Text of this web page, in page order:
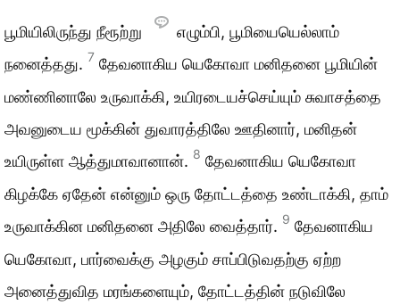
பூமியிலிருந்து நீரூற்று
எழும்பி, பூமியையெல்லாம்
நனைத்தது. 7 தேவனாகிய யெகோவா மனிதனை பூமியின்
மண்ணினாலே உருவாக்கி, உயிரடையச்செய்யும் சுவாசத்தை
அவனுடைய மூக்கின் துவாரத்திலே ஊதினார், மனிதன்
உயிருள்ள ஆத்துமாவானான். 8 தேவனாகிய யெகோவா
கிழக்கே ஏதேன் என்னும் ஒரு தோட்டத்தை உண்டாக்கி, தாம்
உருவாக்கின மனிதனை அதிலே வைத்தார். 9 தேவனாகிய
யெகோவா, பார்வைக்கு அழகும் சாப்பிடுவதற்கு ஏற்ற
அனைத்துவித மரங்களையும், தோட்டத்தின் நடுவிலே